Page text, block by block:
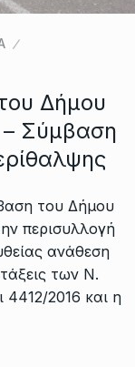
Δήμου
Σύμβαση
του Δήμου
περισυλλογή
ανάθεση
των Ν.
4412/2016 και η